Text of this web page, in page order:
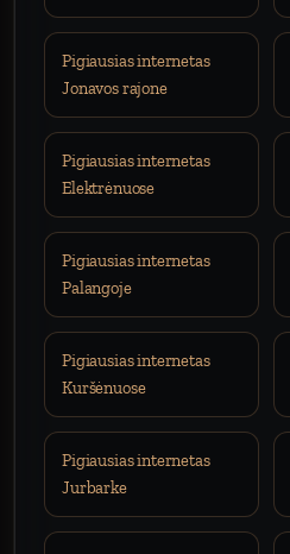
Pigiausias internetas
Jonavos rajone
Pigiausias internetas
Elektrėnuose
Pigiausias internetas
Palangoje
Pigiausias internetas
Kuršėnuose
Pigiausias internetas
Jurbarke